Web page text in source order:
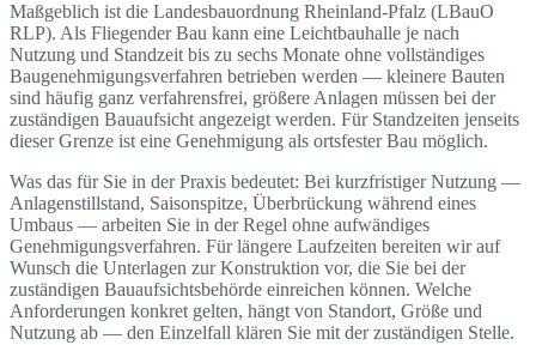
Maßgeblich ist die Landesbauordnung Rheinland-Pfalz (LBauO
RLP). Als Fliegender Bau kann eine Leichtbauhalle je nach
Nutzung und Standzeit bis zu sechs Monate ohne vollständiges
Baugenehmigungsverfahren betrieben werden — kleinere Bauten
sind häufig ganz verfahrensfrei, größere Anlagen müssen bei der
zuständigen Bauaufsicht angezeigt werden. Für Standzeiten jenseits
dieser Grenze ist eine Genehmigung als ortsfester Bau möglich.
Was das für Sie in der Praxis bedeutet: Bei kurzfristiger Nutzung —
Anlagenstillstand, Saisonspitze, Überbrückung während eines
Umbaus — arbeiten Sie in der Regel ohne aufwändiges
Genehmigungsverfahren. Für längere Laufzeiten bereiten wir auf
Wunsch die Unterlagen zur Konstruktion vor, die Sie bei der
zuständigen Bauaufsichtsbehörde einreichen können. Welche
Anforderungen konkret gelten, hängt von Standort, Größe und
Nutzung ab — den Einzelfall klären Sie mit der zuständigen Stelle.